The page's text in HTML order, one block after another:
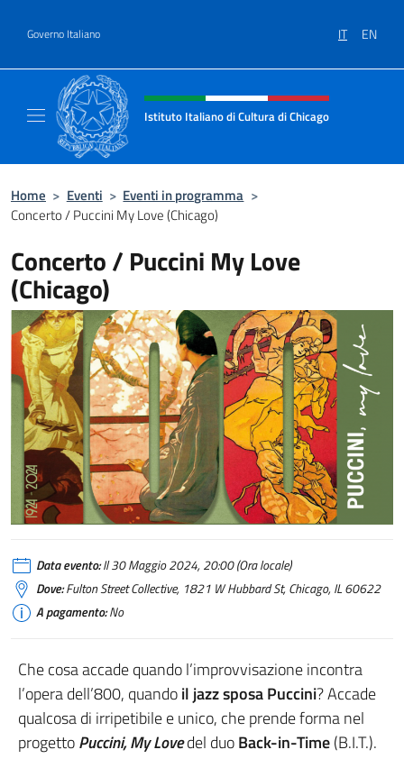
Governo Italiano IT EN
Intestazione sito, social e menù
Istituto Italiano di Cultura di Chicago
Home > Eventi > Eventi in programma >
Concerto / Puccini My Love (Chicago)
Concerto / Puccini My Love
(Chicago)
Data evento:Il 30 Maggio 2024, 20:00 (Ora locale)
Dove:Fulton Street Collective, 1821 W Hubbard St, Chicago, IL 60622
A pagamento:No
Che cosa accade quando l’improvvisazione incontra
l’opera dell’800, quandoil jazz sposa Puccini? Accade
qualcosa di irripetibile e unico, che prende forma nel
progettoPuccini, My Lovedel duoBack-in-Time(B.I.T.).